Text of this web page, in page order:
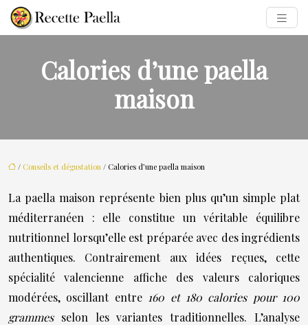
Calories d’une paella
maison
/ Conseils et dégustation / Calories d’une paella maison
La paella maison représente bien plus qu’un simple plat
méditerranéen : elle constitue un véritable équilibre
nutritionnel lorsqu’elle est préparée avec des ingrédients
authentiques. Contrairement aux idées reçues, cette
spécialité valencienne affiche des valeurs caloriques
modérées, oscillant entre 160 et 180 calories pour 100
grammes selon les variantes traditionnelles. L’analyse